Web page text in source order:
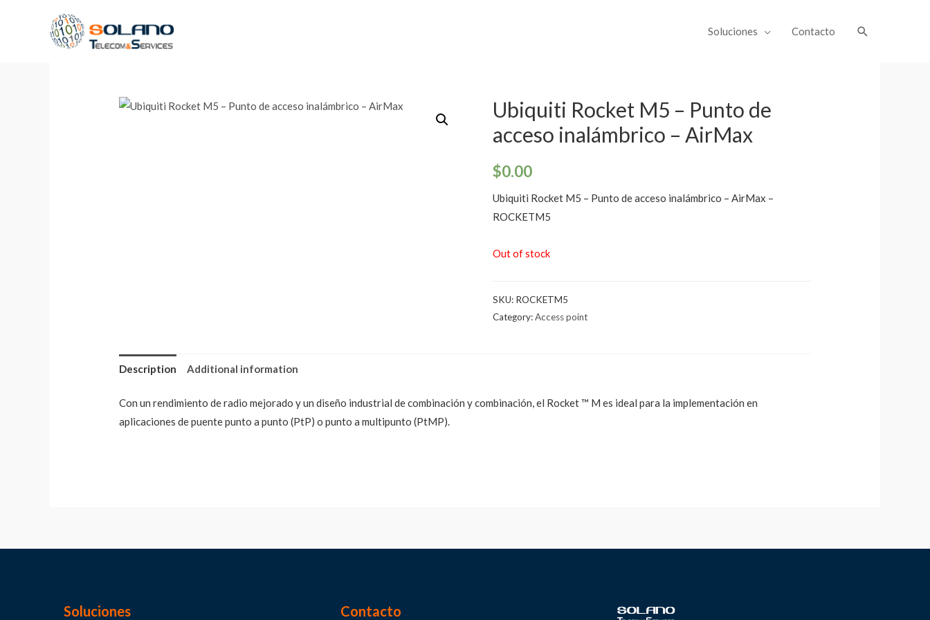
Soluciones Contacto
Ubiquiti Rocket M5 – Punto de
acceso inalámbrico – AirMax
$0.00
Ubiquiti Rocket M5 – Punto de acceso inalámbrico – AirMax –
ROCKETM5
Out of stock
SKU: ROCKETM5
Category:Access point
Description Additional information
Con un rendimiento de radio mejorado y un diseño industrial de combinación y combinación, el Rocket ™ M es ideal para la implementación en
aplicaciones de puente punto a punto (PtP) o punto a multipunto (PtMP).
Soluciones Contacto